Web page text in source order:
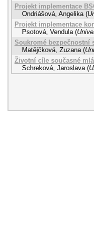
Projekt implementace
Ondriášová, Angelika (
Projekt implementace
Psotová, Vendula (
Soukromé bezpečnostní
Matějčková, Zuzana (
Životní cíle současné
Schreková, Jaroslava (